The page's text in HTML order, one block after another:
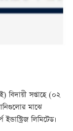
বিদায়ী সপ্তাহে (০২
মাঝে
লিমিটেড।